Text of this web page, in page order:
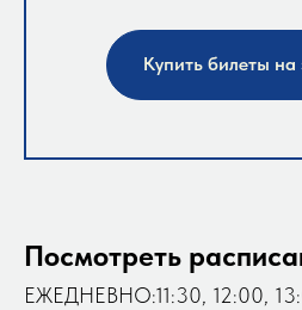
Купить билеты на
Посмотреть
ЕЖЕДНЕВНО:11:30, 12:00,